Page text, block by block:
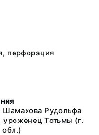
перфорация
Шамахова Рудольфа
уроженец Тотьмы (г.